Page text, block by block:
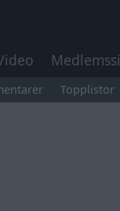
Topplistor